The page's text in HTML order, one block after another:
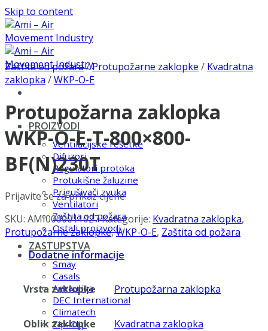
Skip to content
PROIZVODI
Ventilacijske rešetke
Difuzori
Regulatori protoka
Protukišne žaluzine
Prigušivači zvuka
Ventilatori
Zaštita od požara
Ostali proizvodi
ZASTUPSTVA
Smay
Casals
Aerauliqa
DEC International
Climatech
Zip-Clip
Zaštita od požara/Protupožarne zaklopke / Kvadratna
zaklopka /WKP-O-E
Protupožarna zaklopka
WKP-O-E-T-800×800-
BF(N)230T
Prijavite se za prikaz cijene
SKU: AMI0000011027Kategorije: Kvadratna zaklopka,
Protupožarne zaklopke,WKP-O-E, Zaštita od požara
Dodatne informacije
Vrsta zaklopke Protupožarna zaklopka
Oblik zaklopke Kvadratna zaklopka